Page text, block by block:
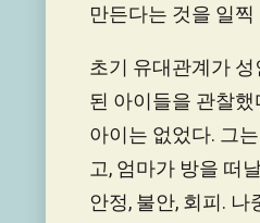
만든다는 것을 일
초기 유대관계가
된 아이들을 관찰
아이는 없었다. 그
고, 엄마가 방을 떠
안정, 불안, 회피.